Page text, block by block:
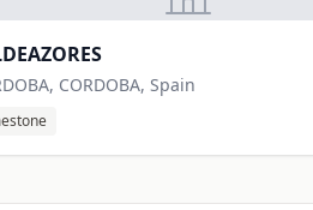
CORDOBA, Spain